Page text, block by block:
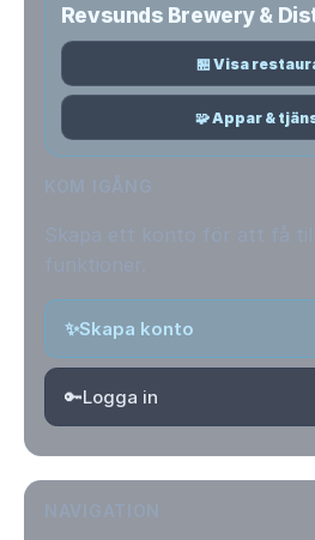
Revsunds Brewery &
🏪 Visa
🧩 Appar &
✨Skapa konto
🔑Logga in